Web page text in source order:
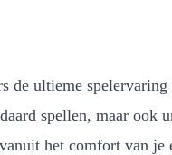
de ultieme
spellen, maar
het comfort van je